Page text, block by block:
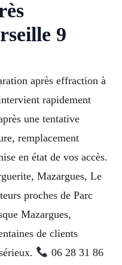
9
après effraction à
rapidement
une tentative
remplacement
en état de vos accès.
Mazargues, Le
proches de Parc
Mazargues,
de clients
06 28 31 86